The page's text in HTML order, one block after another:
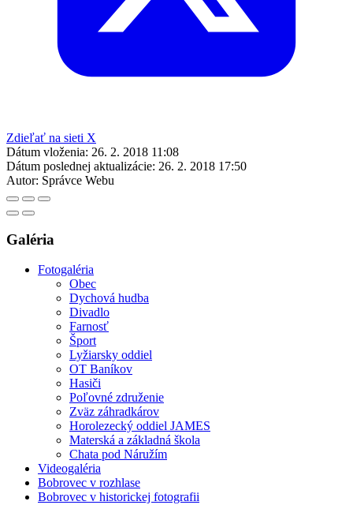
Zdieľať na sieti X
Dátum vloženia: 26. 2. 2018 11:08
Dátum poslednej aktualizácie: 26. 2. 2018 17:50
Autor: Správce Webu
Galéria
Fotogaléria
Obec
Dychová hudba
Divadlo
Farnosť
Šport
Lyžiarsky oddiel
OT Baníkov
Hasiči
Poľovné združenie
Zväz záhradkárov
Horolezecký oddiel JAMES
Materská a základná škola
Chata pod Náružím
Videogaléria
Bobrovec v rozhlase
Bobrovec v historickej fotografii